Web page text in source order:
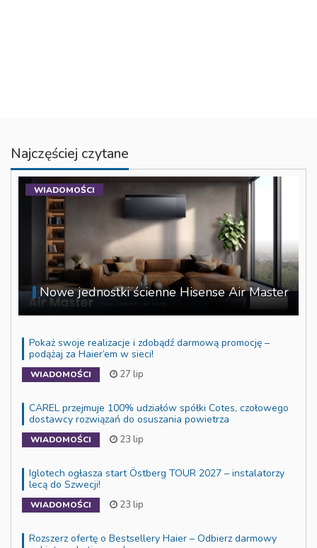
Najczęściej czytane
Nowe jednostki ścienne Hisense Air Master
WIADOMOŚCI
Pokaż swoje realizacje i zdobądź darmową promocję –
podążaj za Haier’em w sieci!
WIADOMOŚCI 27 lip
CAREL przejmuje 100% udziałów spółki Cotes, czołowego
dostawcy rozwiązań do osuszania powietrza
WIADOMOŚCI 23 lip
Iglotech ogłasza start Östberg TOUR 2027 – instalatorzy
lecą do Szwecji!
WIADOMOŚCI 23 lip
Rozszerz ofertę o Bestsellery Haier – Odbierz darmowy